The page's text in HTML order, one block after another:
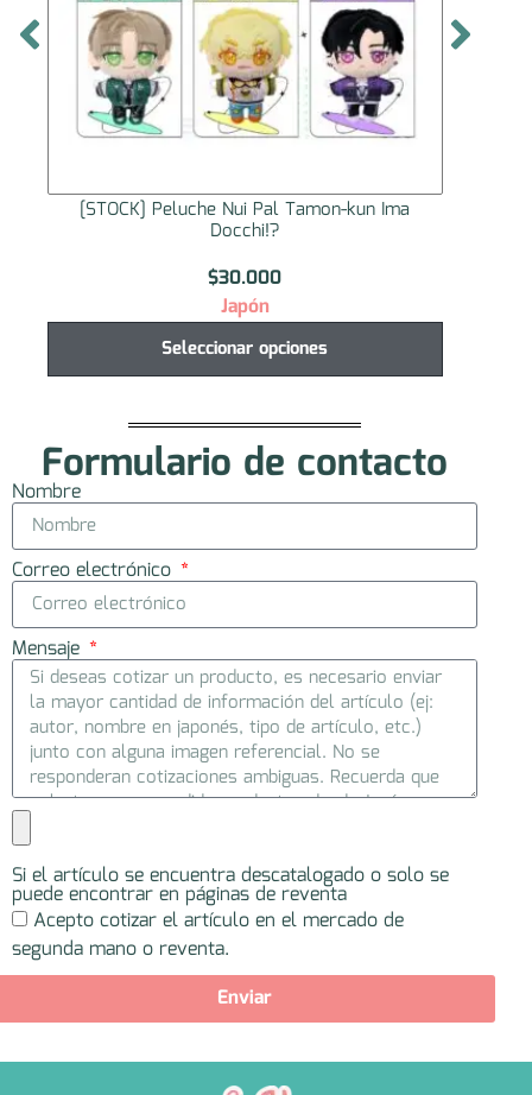
[STOCK] Peluche Nui Pal Tamon-kun Ima
Docchi!?
$30.000
Japón
Seleccionar opciones
Formulario de contacto
Nombre
Correo electrónico
Mensaje
Si el artículo se encuentra descatalogado o solo se
puede encontrar en páginas de reventa
Acepto cotizar el artículo en el mercado de
segunda mano o reventa.
Enviar